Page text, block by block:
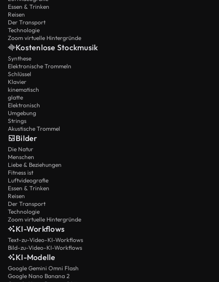
Essen & Trinken
Reisen
Der Transport
Technologie
Zoom virtuelle Hintergründe
Kostenlose Stockmusik
Synthese
Elektronische Trommeln
Schlüssel
Klavier
kinematisch
glatte
Elektronisch
Umgebung
Strings
Akustische Trommel
Bilder
Die Natur
Menschen
Liebe & Beziehungen
Fitness ist
Luftvideografie
Essen & Trinken
Reisen
Der Transport
Technologie
Zoom virtuelle Hintergründe
KI-Workflows
Text-zu-Video-KI-Workflows
Bild-zu-Video-KI-Workflows
KI-Modelle
Google Gemini Omni Flash
Google Nano Banana 2